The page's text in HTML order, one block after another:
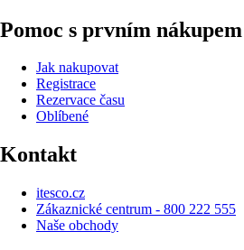
Pomoc s prvním nákupem
Jak nakupovat
Registrace
Rezervace času
Oblíbené
Kontakt
itesco.cz
Zákaznické centrum - 800 222 555
Naše obchody